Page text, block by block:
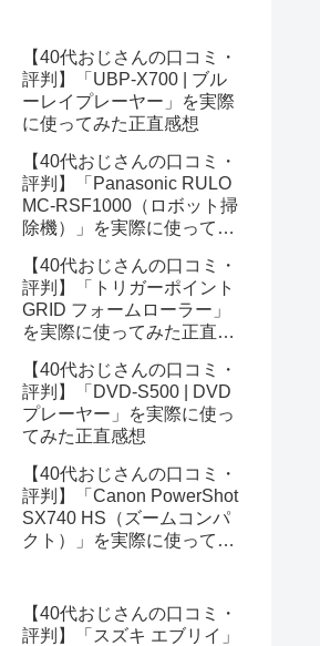
【40代おじさんの口コミ・
評判】「UBP-X700 | ブル
ーレイプレーヤー」を実際
に使ってみた正直感想
【40代おじさんの口コミ・
評判】「Panasonic RULO
MC-RSF1000（ロボット掃
除機）」を実際に使ってみ
【40代おじさんの口コミ・
評判】「トリガーポイント
GRID フォームローラー」
を実際に使ってみた正直感
【40代おじさんの口コミ・
評判】「DVD-S500 | DVD
プレーヤー」を実際に使っ
てみた正直感想
【40代おじさんの口コミ・
評判】「Canon PowerShot
SX740 HS（ズームコンパ
クト）」を実際に使ってみ
【40代おじさんの口コミ・
評判】「スズキ エブリイ」